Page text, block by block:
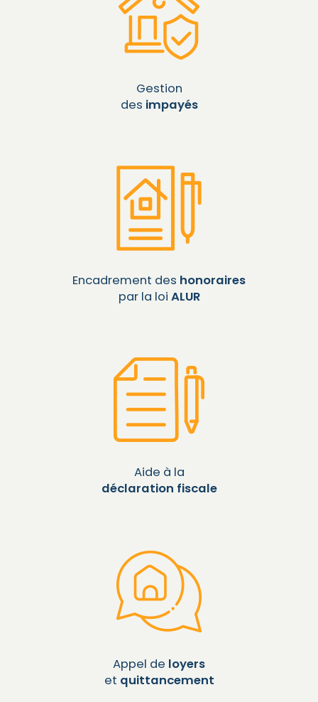
Gestion
des impayés
Encadrement des honoraires
par la loi ALUR
Aide à la
déclaration fiscale
Appel de loyers
et quittancement